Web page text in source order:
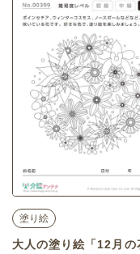
塗り絵
大人の塗り絵「12月の